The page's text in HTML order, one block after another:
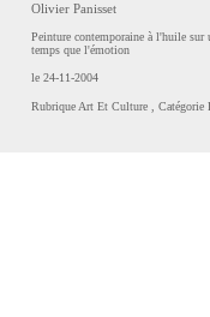
Olivier Panisset
Peinture contemporaine à l'huile
temps que l'émotion
le 24-11-2004
Rubrique Art Et Culture, Catégorie